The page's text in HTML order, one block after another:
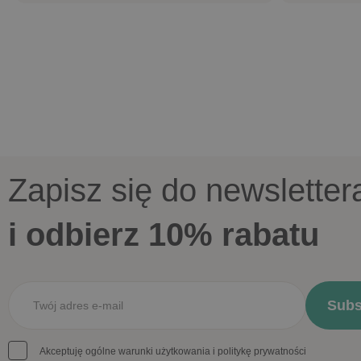
Zapisz się do
i odbierz 10% rabatu
Akceptuję ogólne warunki użytkowania i politykę prywatności